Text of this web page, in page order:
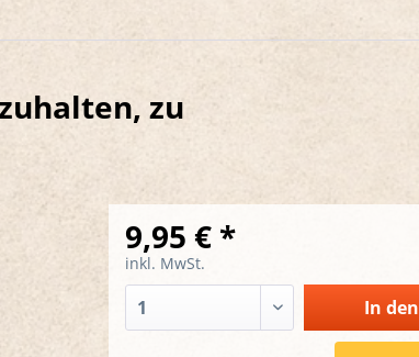
zu
9,95 € *
inkl. MwSt.
In den